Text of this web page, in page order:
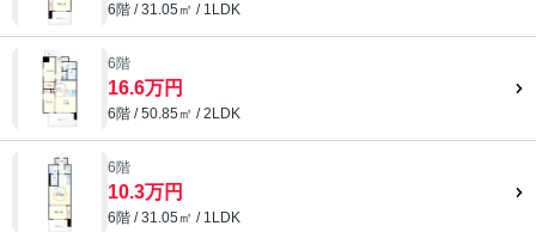
6階 / 31.05㎡ / 1LDK
6階
16.6万円
6階 / 50.85㎡ / 2LDK
6階
10.3万円
6階 / 31.05㎡ / 1LDK